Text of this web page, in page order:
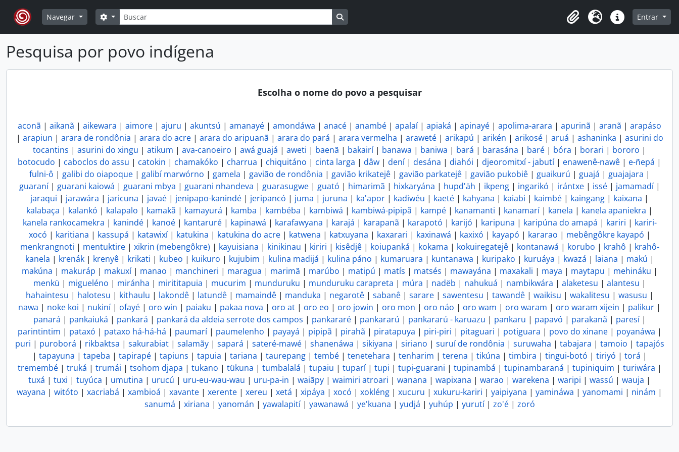
Skip to main content
Navegar
Buscar
Opções de busca
Área de Transferência
Idioma Atalhos Entrar
Pesquisa por povo indígena
Escolha o nome do povo a pesquisar
aconã | aikanã | aikewara | aimore | ajuru | akuntsú | amanayé | amondáwa | anacé | anambé | apalaí| apiaká | apinayé | apolima-arara | apurinã | aranã | arapáso
| arapiun | arara de rondônia | arara do acre| arara do aripuanã | arara do pará | arara vermelha | araweté| arikapú | arikén | arikosé| aruá | ashaninka | asurini do
tocantins | asurini do xingu | atikum | ava-canoeiro | awá guajá | aweti | baenã | bakairí| banawa | baniwa | bará | barasána | baré | bóra | borari | bororo |
botocudo | caboclos do assu | catokin | chamakóko | charrua | chiquitáno | cinta larga | dâw | dení| desána | diahói | djeoromitxí - jabutí| enawenê-nawê | e-ñepá |
fulni-ô | galibi do oiapoque| galibí marwórno | gamela | gavião de rondônia | gavião krikatejê| gavião parkatejê| gavião pukobiê| guaikurú | guajá | guajajara |
guaraní| guarani kaiowá | guarani mbya | guarani nhandeva | guarasugwe| guató | himarimã | hixkaryána | hupd'äh | ikpeng| ingarikó | irántxe| issé| jamamadí|
jaraqui | jarawára | jaricuna | javaé | jenipapo-kanindé | jeripancó | juma | juruna | ka'apor | kadiwéu | kaeté | kahyana | kaiabi | kaimbé | kaingang | kaixana |
kalabaça | kalankó | kalapalo | kamakã | kamayurá | kamba | kambéba | kambiwá | kambiwá-pipipã | kampé | kanamanti | kanamarí| kanela | kanela apaniekra |
kanela rankocamekra | kanindé| kanoé| kantaruré| kapinawá | karafawyana | karajá | karapanã | karapotó | karijó | karipuna | karipúna do amapá | kariri | kariri-
xocó | karitiana | kassupá | katawixí| katukina | katukina do acre| katwena | katxuyana | kaxarari | kaxinawá | kaxixó | kayapó | kararao | mebêngôkre kayapó |
menkrangnoti | mentuktire| xikrin (mebengôkre) | kayuisiana | kinikinau | kiriri | kisêdjê| koiupanká | kokama | kokuiregatejê| kontanawá | korubo | krahô | krahô-
kanela | krenák| krenyê| krikati | kubeo | kuikuro | kujubim | kulina madijá | kulina páno | kumaruara | kuntanawa | kuripako | kuruáya | kwazá | laiana | makú |
makúna | makuráp | makuxí| manao | manchineri | maragua | marimã | marúbo | matipú | matís | matsés | mawayána | maxakali | maya | maytapu | mehináku |
menkü | migueléno | miránha | mirititapuia | mucurim | munduruku | munduruku carapreta | múra | nadëb | nahukuá | nambikwára | alaketesu | alantesu |
hahaintesu | halotesu | kithaulu | lakondê| latundê| mamaindê| manduka | negarotê| sabanê| sarare| sawentesu | tawandê| waikisu | wakalitesu | wasusu |
nawa | noke koi | nukiní| ofayé | oro win | paiaku | pakaa nova | oro at | oro eo | oro jowin | oro mon | oro náo | oro wam | oro waram | oro waram xijein | palikur |
panará | pankaiuká | pankará | pankará da aldeia serrote dos campos | pankararé| pankararú | pankararú - karuazu | pankaru | papavó | parakanã | paresí|
parintintim | pataxó | pataxo há-há-há | paumarí| paumelenho | payayá | pipipã | pirahã | piratapuya | piri-piri | pitaguari | potiguara | povo do xinane| poyanáwa |
puri | puroborá | rikbaktsa | sakurabiat| salamãy| sapará | sateré-mawé| shanenáwa | sikiyana | siriano | suruí de rondônia | suruwaha | tabajara | tamoio | tapajós
| tapayuna | tapeba | tapirapé| tapiuns | tapuia | tariana | taurepang| tembé| tenetehara | tenharim | terena | tikúna | timbira | tingui-botó | tiriyó | torá |
tremembé| truká | trumái | tsohom djapa | tukano | tükuna | tumbalalá | tupaiu | tuparí| tupi | tupi-guarani | tupinambá | tupinambaraná | tupiniquim | turiwára |
tuxá | tuxi | tuyúca | umutina | urucú | uru-eu-wau-wau | uru-pa-in | waiãpy | waimiri atroari | wanana | wapixana | warao | warekena | waripi | wassú | wauja |
wayana | witóto | xacriabá | xambioá | xavante | xerente | xereu | xetá | xipáya | xocó | xokléng | xucuru | xukuru-kariri | yaipiyana | yamináwa | yanomami | ninám |
sanumá | xiriana | yanomán | yawalapití| yawanawá | ye'kuana | yudjá | yuhúp | yurutí| zo'é| zoró